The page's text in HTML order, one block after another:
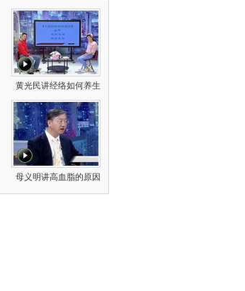
黄光民讲经络如何养生
母义明讲高血脂的原因